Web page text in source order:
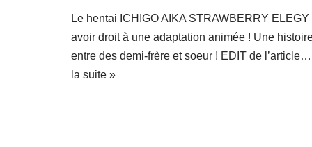
Le hentai ICHIGO AIKA STRAWBERRY ELEGY
avoir droit à une adaptation animée ! Une
entre des demi-frère et soeur ! EDIT de l’article…
la suite »